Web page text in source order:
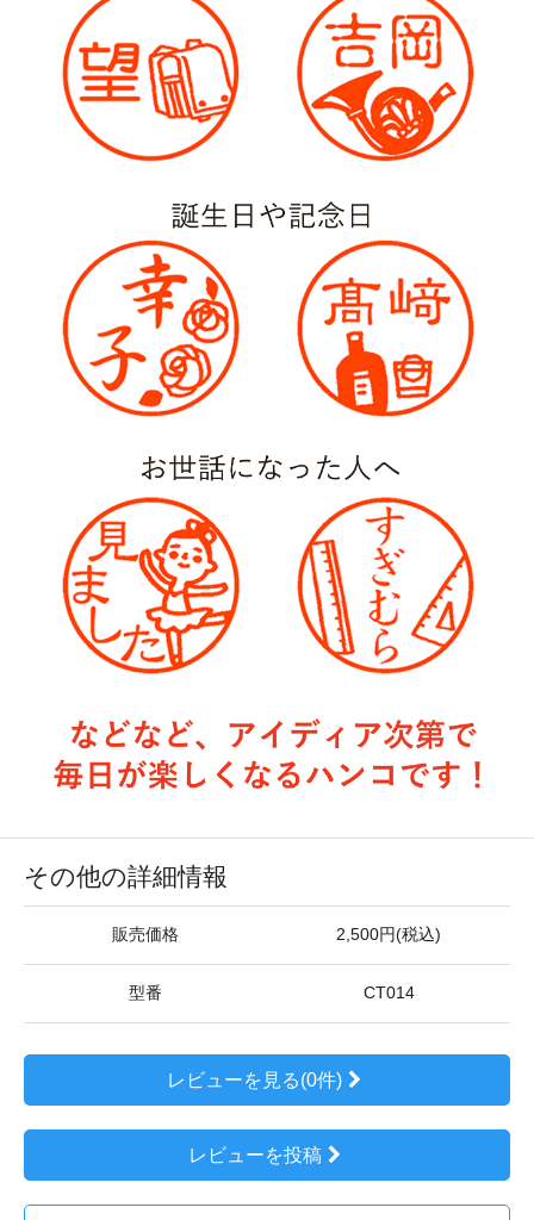
その他の詳細情報
販売価格 2,500円(税込)
型番 CT014
レビューを見る(0件)
レビューを投稿